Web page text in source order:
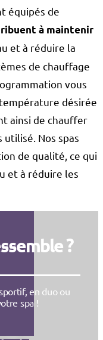
équipés de
à maintenir
et à réduire la
de chauffage
vous
désirée
ainsi de chauffer
utilisé. Nos spas
de qualité, ce qui
et à réduire les
?
en duo ou
spa !